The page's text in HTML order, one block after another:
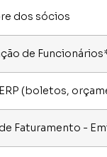
dos sócios
de
(boletos,
Faturamento -